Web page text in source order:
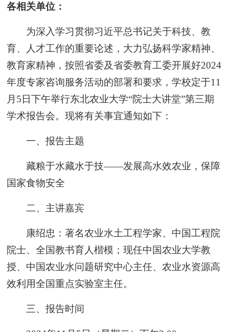
各相关单位：
为深入学习贯彻习近平总书记关于科技、教
育、人才工作的重要论述，大力弘扬科学家精神、
教育家精神，按照省委及省委教育工委开展好2024
年度专家咨询服务活动的部署和要求，学校定于11
月5日下午举行东北农业大学“院士大讲堂”第三期
学术报告会。现将有关事宜通知如下：
一、报告主题
藏粮于水藏水于技——发展高水效农业，保障
国家食物安全
二、主讲嘉宾
康绍忠：著名农业水土工程学家、中国工程院
院士、全国教书育人楷模；现任中国农业大学教
授、中国农业水问题研究中心主任、农业水资源高
效利用全国重点实验室主任。
三、报告时间